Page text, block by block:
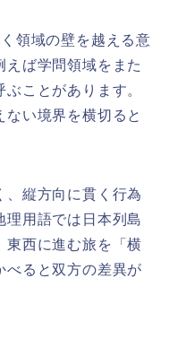
領域の壁を越える意
えば学問領域をまた
ことがあります。
ない境界を横切ると
、縦方向に貫く行為
理用語では日本列島
東西に進む旅を「横
べると双方の差異が